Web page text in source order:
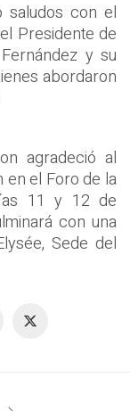
saludos con el
Presidente de
y su
abordaron
agradeció al
en el Foro de la
11 y 12 de
con una
Sede del